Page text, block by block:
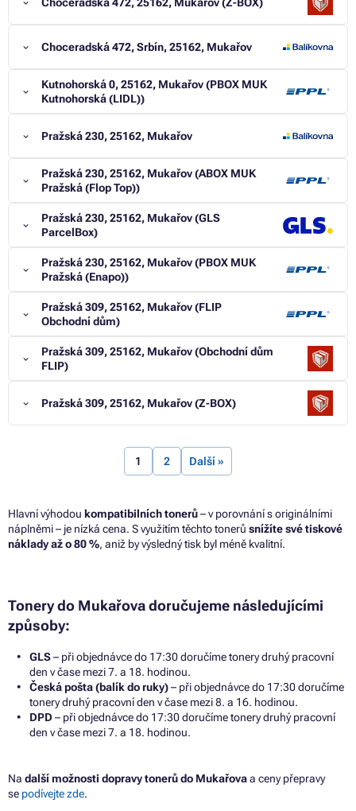
Choceradská 472, Srbín, 25162, Mukařov
Kutnohorská 0, 25162, Mukařov (PBOX MUK
Kutnohorská (LIDL))
Pražská 230, 25162, Mukařov
Pražská 230, 25162, Mukařov (ABOX MUK
Pražská (Flop Top))
Pražská 230, 25162, Mukařov (GLS
ParcelBox)
Pražská 230, 25162, Mukařov (PBOX MUK
Pražská (Enapo))
Pražská 309, 25162, Mukařov (FLIP
Obchodní dům)
Pražská 309, 25162, Mukařov (Obchodní dům
FLIP)
Pražská 309, 25162, Mukařov (Z-BOX)
1 2 Další »
Hlavní výhodou kompatibilních tonerů– v porovnání s originálními
náplněmi – je nízká cena. S využitím těchto tonerů snížíte své tiskové
náklady až o 80 %, aniž by výsledný tisk byl méně kvalitní.
Tonery do Mukařova doručujeme následujícími
způsoby:
GLS– při objednávce do 17:30 doručíme tonery druhý pracovní
den v čase mezi 7. a 18. hodinou.
Česká pošta (balík do ruky)– při objednávce do 17:30 doručíme
tonery druhý pracovní den v čase mezi 8. a 16. hodinou.
DPD – při objednávce do 17:30 doručíme tonery druhý pracovní
den v čase mezi 7. a 18. hodinou.
Na další možnosti dopravy tonerů do Mukařovaa ceny přepravy
se podívejte zde.